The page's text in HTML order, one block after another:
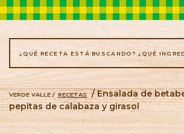
VERDE VALLE / RECETAS
/ Ensalada de
pepitas de calabaza y girasol